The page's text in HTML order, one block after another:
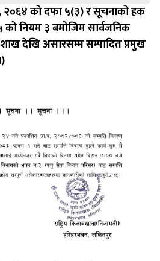
२०६४ को दफा ५(३) र सूचनाको हक
को नियम ३ बमोजिम सार्वजनिक
देखि असारसम्म सम्पादित प्रमुख